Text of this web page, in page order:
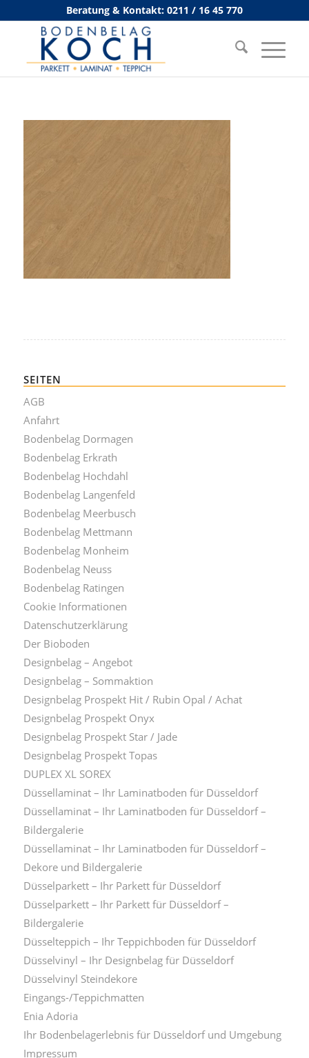
Beratung & Kontakt: 0211 / 16 45 770
SEITEN
AGB
Anfahrt
Bodenbelag Dormagen
Bodenbelag Erkrath
Bodenbelag Hochdahl
Bodenbelag Langenfeld
Bodenbelag Meerbusch
Bodenbelag Mettmann
Bodenbelag Monheim
Bodenbelag Neuss
Bodenbelag Ratingen
Cookie Informationen
Datenschutzerklärung
Der Bioboden
Designbelag – Angebot
Designbelag – Sommaktion
Designbelag Prospekt Hit / Rubin Opal / Achat
Designbelag Prospekt Onyx
Designbelag Prospekt Star / Jade
Designbelag Prospekt Topas
DUPLEX XL SOREX
Düssellaminat – Ihr Laminatboden für Düsseldorf
Düssellaminat – Ihr Laminatboden für Düsseldorf –
Bildergalerie
Düssellaminat – Ihr Laminatboden für Düsseldorf –
Dekore und Bildergalerie
Düsselparkett – Ihr Parkett für Düsseldorf
Düsselparkett – Ihr Parkett für Düsseldorf –
Bildergalerie
Düsselteppich – Ihr Teppichboden für Düsseldorf
Düsselvinyl – Ihr Designbelag für Düsseldorf
Düsselvinyl Steindekore
Eingangs-/Teppichmatten
Enia Adoria
Ihr Bodenbelagerlebnis für Düsseldorf und Umgebung
Impressum